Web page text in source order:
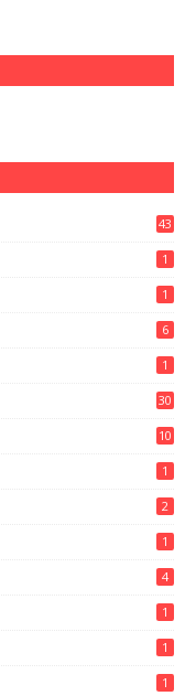
43
1
1
6
1
30
10
1
2
1
4
1
1
1